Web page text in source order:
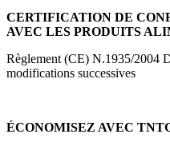
CERTIFICATION DE
AVEC LES PRODUITS
Règlement (CE) N.1935/2004
modifications successives
ÉCONOMISEZ AVEC